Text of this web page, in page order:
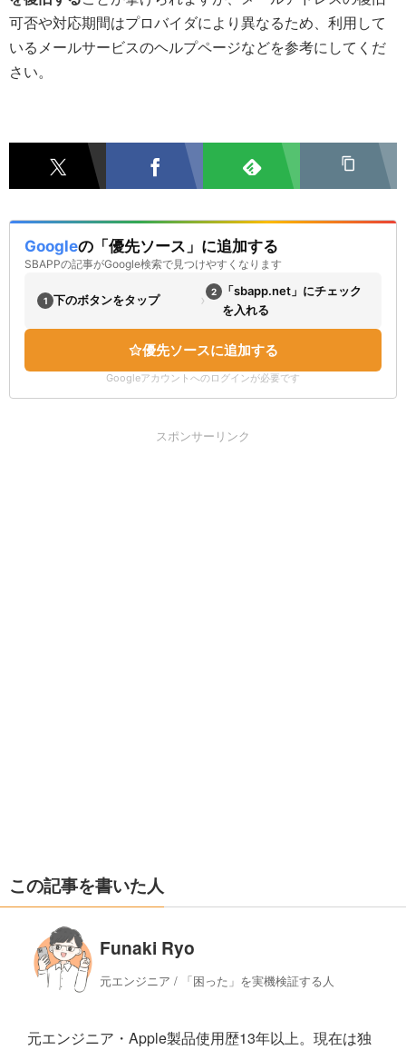
可否や対応期間はプロバイダにより異なるため、利用して
いるメールサービスのヘルプページなどを参考にしてくだ
さい。
Googleの「優先ソース」に追加する
SBAPPの記事がGoogle検索で見つけやすくなります
1 下のボタンをタップ › 2
「sbapp.net」にチェック
を入れる
優先ソースに追加する
Googleアカウントへのログインが必要です
スポンサーリンク
この記事を書いた人
Funaki Ryo
元エンジニア / 「困った」を実機検証する人
元エンジニア・Apple製品使用歴13年以上。現在は独